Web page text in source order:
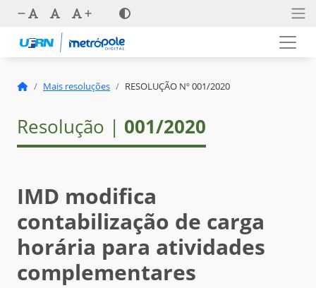
Mais resoluções RESOLUÇÃO Nº 001/2020
Resolução | 001/2020
IMD modifica
contabilização de carga
horária para atividades
complementares